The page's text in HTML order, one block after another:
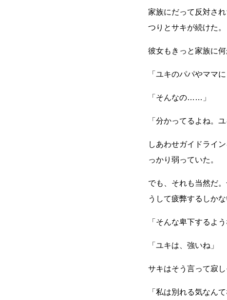
家族にだって反対さ
つりとサキが続けた。
彼女もきっと家族に
「ユキのパパやママ
「そんなの…… 」
「分かってるよね。
しあわせガイドライ
っかり弱っていた。
でも、それも当然だ
うして疲弊するしかな
「そんな卑下するよ
「ユキは、強いね」
サキはそう言って寂
「私は別れる気なんて